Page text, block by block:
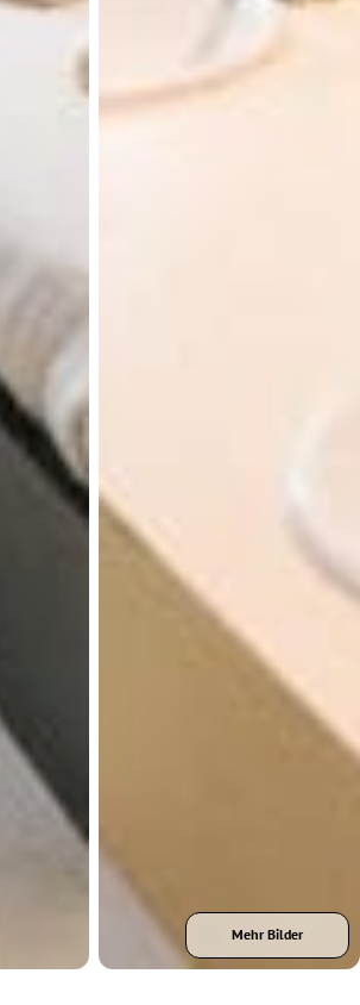
Mehr Bilder